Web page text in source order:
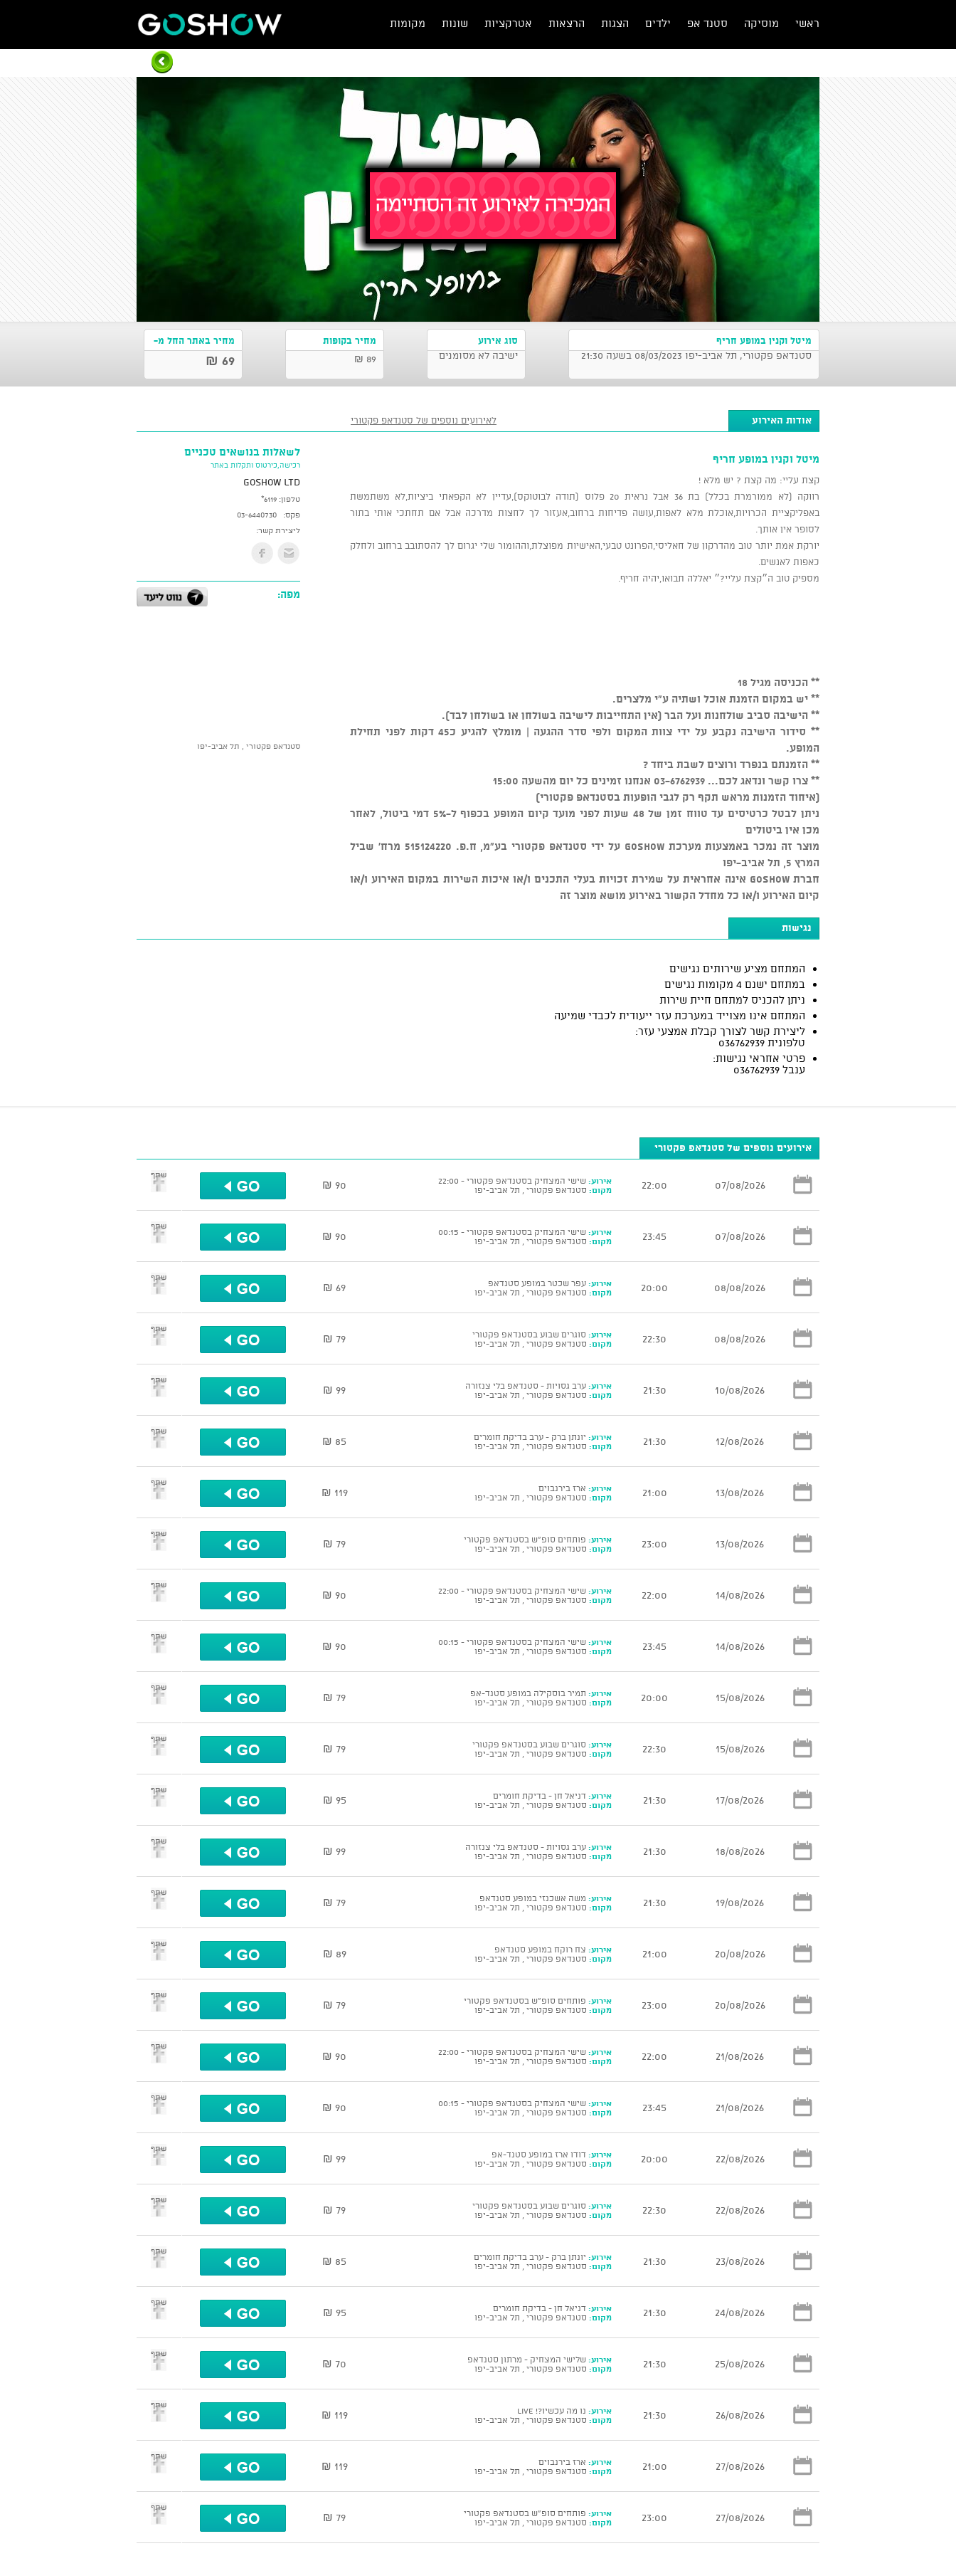
ראשי מוסיקה סטנד אפ ילדים הצגות הרצאות אטרקציות שונות מקומות
מיטל וקנין במופע חריף
סטנדאפ פקטורי, תל אביב-יפו 08/03/2023 בשעה 21:30
סוג אירוע
ישיבה לא מסומנים
מחיר בקופות
89 ₪
מחיר באתר החל מ-
69 ₪
אודות האירוע לאירועים נוספים של סטנדאפ פקטורי
מיטל וקנין במופע חריף
קצת עליי: מה קצת ? יש מלא !
רווקה (לא ממורמרת בכלל) בת 36 אבל נראית 20 פלוס (תודה לבוטוקס),עדיין לא הקפאתי ביציות,לא משתמשת
באפליקציית הכרויות,אוכלת מלא לאפות,עושה פדיחות ברחוב,אעזור לך לחצות מדרכה אבל אם תחתכי אותי בתור
לסופר אין אותך.
יורקת אמת יותר טוב מהדרקון של חאליסי,הפרונט טבעי,האישיות מפוצלת,וההומור שלי יגרום לך להסתובב ברחוב ולחלק
כאפות לאנשים.
מספיק טוב ה״קצת עליי?״ יאללה תבואו,יהיה חריף.
** הכניסה מגיל 18
** יש במקום הזמנת אוכל ושתיה ע"י מלצרים.
** הישיבה סביב שולחנות ועל הבר (אין התחייבות לישיבה בשולחן או בשולחן לבד).
** סידור הישיבה נקבע על ידי צוות המקום ולפי סדר ההגעה | מומלץ להגיע כ45 דקות לפני תחילת
המופע.
** הזמנתם בנפרד ורוצים לשבת ביחד ?
** צרו קשר ונדאג לכם... 03-6762939 אנחנו זמינים כל יום מהשעה 15:00
(איחוד הזמנות מראש תקף רק לגבי הופעות בסטנדאפ פקטורי)
ניתן לבטל כרטיסים עד טווח זמן של 48 שעות לפני מועד קיום המופע בכפוף ל-5% דמי ביטול, לאחר
מכן אין ביטולים
מוצר זה נמכר באמצעות מערכת GOSHOW על ידי סטנדאפ פקטורי בע"מ, ח.פ. 515124220 מרח' שביל
המרץ 5, תל אביב-יפו
חברת GOSHOW אינה אחראית על שמירת זכויות בעלי התכנים ו/או איכות השירות במקום האירוע ו/או
קיום האירוע ו/או כל מחדל הקשור באירוע מושא מוצר זה
לשאלות בנושאים טכניים
רכישה,כירטוס ותקלות באתר
GoShow LTD
טלפון: *6119
פקס:
03-6440730
ליצירת קשר:
מפה:
סטנדאפ פקטורי , תל אביב-יפו
נגישות
המתחם מציע שירותים נגישים
במתחם ישנם 4 מקומות נגישים
ניתן להכניס למתחם חיית שירות
המתחם אינו מצוייד במערכת עזר ייעודית לכבדי שמיעה
ליצירת קשר לצורך קבלת אמצעי עזר:
טלפונית 036762939
פרטי אחראי נגישות:
ענבל 036762939
אירועים נוספים של סטנדאפ פקטורי
07/08/2026
22:00 אירוע: שישי המצחיק בסטנדאפ פקטורי - 22:00
מקום: סטנדאפ פקטורי , תל אביב-יפו 90 ₪
שתף
07/08/2026
23:45 אירוע: שישי המצחיק בסטנדאפ פקטורי - 00:15
מקום: סטנדאפ פקטורי , תל אביב-יפו 90 ₪
שתף
08/08/2026
20:00 אירוע: עפר שכטר במופע סטנדאפ
מקום: סטנדאפ פקטורי , תל אביב-יפו 69 ₪
שתף
08/08/2026
22:30 אירוע: סוגרים שבוע בסטנדאפ פקטורי
מקום: סטנדאפ פקטורי , תל אביב-יפו 79 ₪
שתף
10/08/2026
21:30 אירוע: ערב גסויות - סטנדאפ בלי צנזורה
מקום: סטנדאפ פקטורי , תל אביב-יפו 99 ₪
שתף
12/08/2026
21:30 אירוע: יונתן ברק - ערב בדיקת חומרים
מקום: סטנדאפ פקטורי , תל אביב-יפו 85 ₪
שתף
13/08/2026
21:00 אירוע: ארז בירנבוים
מקום: סטנדאפ פקטורי , תל אביב-יפו 119 ₪
שתף
13/08/2026
23:00 אירוע: פותחים סופ"ש בסטנדאפ פקטורי
מקום: סטנדאפ פקטורי , תל אביב-יפו 79 ₪
שתף
14/08/2026
22:00 אירוע: שישי המצחיק בסטנדאפ פקטורי - 22:00
מקום: סטנדאפ פקטורי , תל אביב-יפו 90 ₪
שתף
14/08/2026
23:45 אירוע: שישי המצחיק בסטנדאפ פקטורי - 00:15
מקום: סטנדאפ פקטורי , תל אביב-יפו 90 ₪
שתף
15/08/2026
20:00 אירוע: תמיר בוסקילה במופע סטנד-אפ
מקום: סטנדאפ פקטורי , תל אביב-יפו 79 ₪
שתף
15/08/2026
22:30 אירוע: סוגרים שבוע בסטנדאפ פקטורי
מקום: סטנדאפ פקטורי , תל אביב-יפו 79 ₪
שתף
17/08/2026
21:30 אירוע: דניאל חן - בדיקת חומרים
מקום: סטנדאפ פקטורי , תל אביב-יפו 95 ₪
שתף
18/08/2026
21:30 אירוע: ערב גסויות - סטנדאפ בלי צנזורה
מקום: סטנדאפ פקטורי , תל אביב-יפו 99 ₪
שתף
19/08/2026
21:30 אירוע: משה אשכנזי במופע סטנדאפ
מקום: סטנדאפ פקטורי , תל אביב-יפו 79 ₪
שתף
20/08/2026
21:00 אירוע: צח רוקח במופע סטנדאפ
מקום: סטנדאפ פקטורי , תל אביב-יפו 89 ₪
שתף
20/08/2026
23:00 אירוע: פותחים סופ"ש בסטנדאפ פקטורי
מקום: סטנדאפ פקטורי , תל אביב-יפו 79 ₪
שתף
21/08/2026
22:00 אירוע: שישי המצחיק בסטנדאפ פקטורי - 22:00
מקום: סטנדאפ פקטורי , תל אביב-יפו 90 ₪
שתף
21/08/2026
23:45 אירוע: שישי המצחיק בסטנדאפ פקטורי - 00:15
מקום: סטנדאפ פקטורי , תל אביב-יפו 90 ₪
שתף
22/08/2026
20:00 אירוע: דודו ארז במופע סטנד-אפ
מקום: סטנדאפ פקטורי , תל אביב-יפו 99 ₪
שתף
22/08/2026
22:30 אירוע: סוגרים שבוע בסטנדאפ פקטורי
מקום: סטנדאפ פקטורי , תל אביב-יפו 79 ₪
שתף
23/08/2026
21:30 אירוע: יונתן ברק - ערב בדיקת חומרים
מקום: סטנדאפ פקטורי , תל אביב-יפו 85 ₪
שתף
24/08/2026
21:30 אירוע: דניאל חן - בדיקת חומרים
מקום: סטנדאפ פקטורי , תל אביב-יפו 95 ₪
שתף
25/08/2026
21:30 אירוע: שלישי המצחיק - מרתון סטנדאפ
מקום: סטנדאפ פקטורי , תל אביב-יפו 70 ₪
שתף
26/08/2026
21:30 אירוע: נו מה עכשיו?! Live
מקום: סטנדאפ פקטורי , תל אביב-יפו 119 ₪
שתף
27/08/2026
21:00 אירוע: ארז בירנבוים
מקום: סטנדאפ פקטורי , תל אביב-יפו 119 ₪
שתף
27/08/2026
23:00 אירוע: פותחים סופ"ש בסטנדאפ פקטורי
מקום: סטנדאפ פקטורי , תל אביב-יפו 79 ₪
שתף